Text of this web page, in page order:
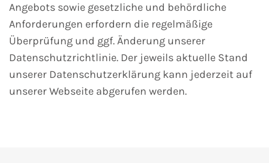
Angebots sowie gesetzliche und behördliche
Anforderungen erfordern die regelmäßige
Überprüfung und ggf. Änderung unserer
Datenschutzrichtlinie. Der jeweils aktuelle Stand
unserer Datenschutzerklärung kann jederzeit auf
unserer Webseite abgerufen werden.